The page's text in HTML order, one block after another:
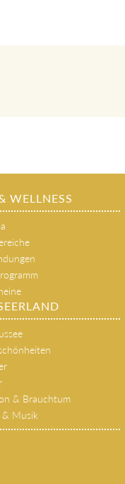
WELLNESS
& Brauchtum
Musik